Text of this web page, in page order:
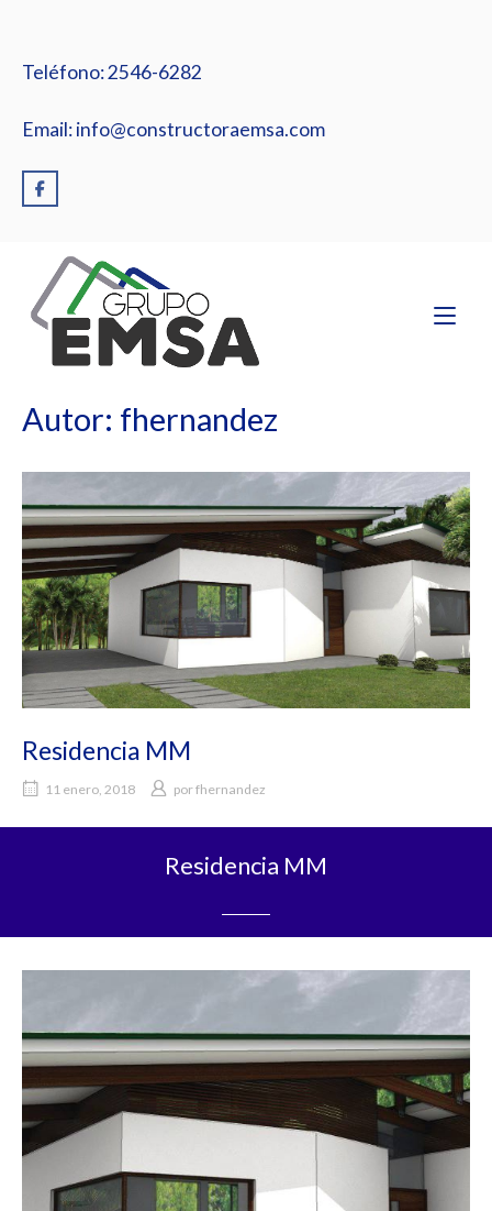
contenido
Teléfono: 2546-6282
Email: info@constructoraemsa.com
Autor: fhernandez
Residencia MM
11 enero, 2018 porfhernandez
Residencia MM